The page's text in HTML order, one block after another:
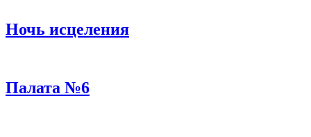
Ночь исцеления
Палата №6